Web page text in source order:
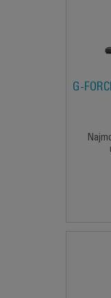
G-